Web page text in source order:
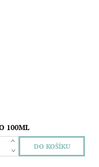
Použitá část: Kvetoucí
100ML